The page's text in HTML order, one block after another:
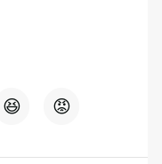
😆 😡